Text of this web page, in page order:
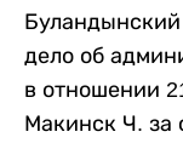
дело об
в отношении
Макинск Ч. за